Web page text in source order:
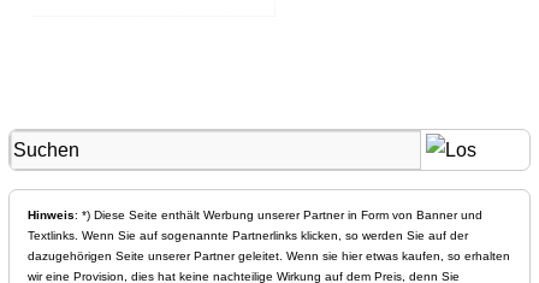
Hinweis: *) Diese Seite enthält Werbung unserer Partner in Form von Banner und
Textlinks. Wenn Sie auf sogenannte Partnerlinks klicken, so werden Sie auf der
dazugehörigen Seite unserer Partner geleitet. Wenn sie hier etwas kaufen, so erhalten
wir eine Provision, dies hat keine nachteilige Wirkung auf dem Preis, denn Sie